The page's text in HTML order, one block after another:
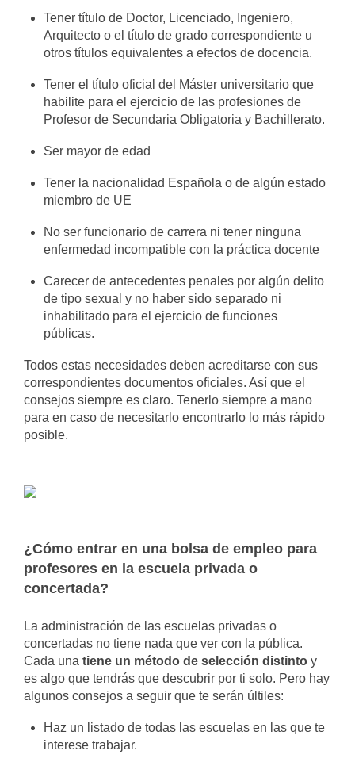
Tener título de Doctor, Licenciado, Ingeniero,
Arquitecto o el título de grado correspondiente u
otros títulos equivalentes a efectos de docencia.
Tener el título oficial del Máster universitario que
habilite para el ejercicio de las profesiones de
Profesor de Secundaria Obligatoria y Bachillerato.
Ser mayor de edad
Tener la nacionalidad Española o de algún estado
miembro de UE
No ser funcionario de carrera ni tener ninguna
enfermedad incompatible con la práctica docente
Carecer de antecedentes penales por algún delito
de tipo sexual y no haber sido separado ni
inhabilitado para el ejercicio de funciones
públicas.
Todos estas necesidades deben acreditarse con sus
correspondientes documentos oficiales. Así que el
consejos siempre es claro. Tenerlo siempre a mano
para en caso de necesitarlo encontrarlo lo más rápido
posible.
¿Cómo entrar en una bolsa de empleo para
profesores en la escuela privada o
concertada?
La administración de las escuelas privadas o
concertadas no tiene nada que ver con la pública.
Cada una tiene un método de selección distinto y
es algo que tendrás que descubrir por ti solo. Pero hay
algunos consejos a seguir que te serán últiles:
Haz un listado de todas las escuelas en las que te
interese trabajar.